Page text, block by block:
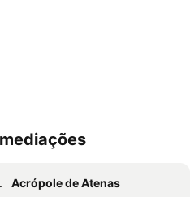
Acrópole de Atenas